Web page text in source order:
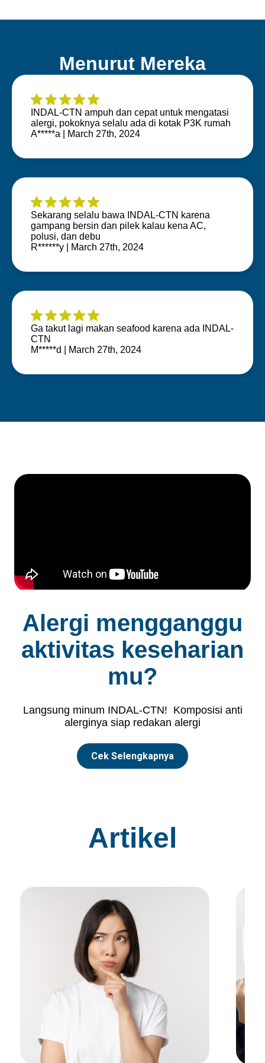
Menurut Mereka
INDAL-CTN ampuh dan cepat untuk mengatasi
alergi, pokoknya selalu ada di kotak P3K rumah
A*****a | March 27th, 2024
Sekarang selalu bawa INDAL-CTN karena
gampang bersin dan pilek kalau kena AC,
polusi, dan debu
R******y | March 27th, 2024
Ga takut lagi makan seafood karena ada INDAL-
CTN
M*****d | March 27th, 2024
Alergi mengganggu
aktivitas keseharian
mu?
Langsung minum INDAL-CTN! Komposisi anti
alerginya siap redakan alergi
Cek Selengkapnya
Artikel